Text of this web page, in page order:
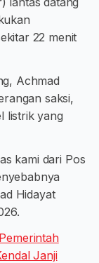
22 menit
Achmad
saksi,
listrik yang
kami dari Pos
Hidayat
Janji